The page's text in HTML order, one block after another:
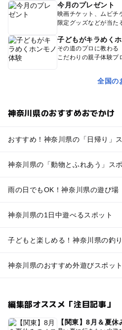
今月のプレゼント
映画チケット、ムビチ
限定グッズなどが当た
子どもがキラめく
その道のプロに教わる
こだわりの親子体験プ
全国の
神奈川県のおすすめおでかけ
おすすめ！神奈川県の「日帰り」
神奈川県の「動物とふれあう」ス
雨の日でもOK！神奈川県の遊び場
神奈川県の1日中遊べるスポット
子どもと楽しめる！神奈川県の釣
神奈川県のおすすめ外遊びスポット
編集部オススメ「注目記事」
【関東】8月＆夏